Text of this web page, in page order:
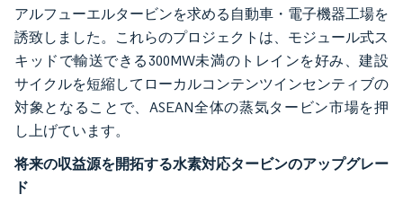
アルフューエルタービンを求める自動車・電子機器工場を
誘致しました。これらのプロジェクトは、モジュール式ス
キッドで輸送できる300MW未満のトレインを好み、建設
サイクルを短縮してローカルコンテンツインセンティブの
対象となることで、ASEAN全体の蒸気タービン市場を押
し上げています。
将来の収益源を開拓する水素対応タービンのアップグレー
ド